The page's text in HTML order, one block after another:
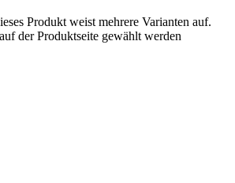
Produkt weist mehrere Varianten auf.
der Produktseite gewählt werden